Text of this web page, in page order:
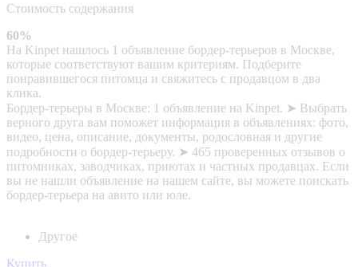
Стоимость содержания
60%
На Kinpet нашлось 1 объявление бордер-терьеров в Москве,
которые соответствуют вашим критериям. Подберите
понравившегося питомца и свяжитесь с продавцом в два
клика.
Бордер-терьеры в Москве: 1 объявление на Kinpet. ➤ Выбрать
верного друга вам поможет информация в объявлениях: фото,
видео, цена, описание, документы, родословная и другие
подробности о бордер-терьеру. ➤ 465 проверенных отзывов о
питомниках, заводчиках, приютах и частных продавцах. Если
вы не нашли объявление на нашем сайте, вы можете поискать
бордер-терьера на авито или юле.
Другое
Купить